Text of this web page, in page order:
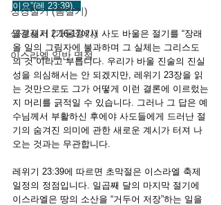
성경절기 (봄절기)
성경절기 (가을절기)
이스라엘 일반 명절
이요”(레 23:39).
골로새서 2:16-17에서 사도 바울은 절기를 “장래
올 일의 그림자에 불과하며 그 실체는 그리스도
의 것”이라고 부릅니다. 우리가 바울 진술의 진실
성을 의심해서는 안 되겠지만, 레위기 23장을 읽
는 것만으로도 그가 어떻게 이런 결론에 이르렀는
지 머리를 긁적일 수 있습니다. 그러나 그 답은 예
수님께서 부활하신 후에야 사도들에게 드러난 절
기의 숨겨진 의미에 관한 새로운 계시가 터져 나
오는 것과는 무관합니다.
레위기 23:39에 따르면 초막절은 이스라엘 축제
일정의 정점입니다. 일곱째 달의 마지막 절기에
이스라엘은 땅의 소산을 “거두어 저장”하는 일을